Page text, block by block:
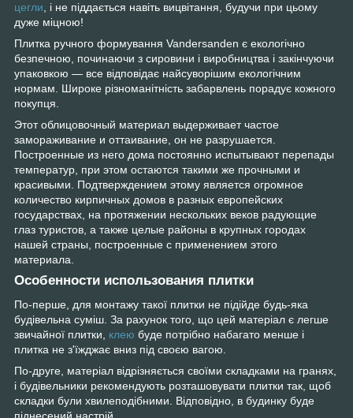
цегли, і не піддається навіть вицвітання, будучи при цьому
дуже міцною!
Плитка ручного формування Vandersanden є екологічно
безпечною, починаючи з сировини і виробництва і закінчуючи
упаковкою — все відповідає найсуворішим екологічним
нормам. Широке різноманітність забарвлень порадує кожного
покупця.
Этот облицовочный материал выдерживает частое
замораживание и оттаивание, он не разрушается.
Построенные из него дома постоянно испытывают перепады
температур, при этом остаются такими же прочными и
красивыми. Подтверждением этому является огромное
количество кирпичных домов в разных европейских
государствах, на протяжении нескольких веков радующие
глаз туристов, а также целые районы в крупных городах
нашей страны, построенные с применением этого
материала.
Особенности использования плитки
По-перше, для монтажу такої плитки не підійде будь-яка
будівельна суміш. За рахунок того, що цей матеріал є легше
звичайної плитки, клею буде потрібно набагато менше і
плитка не з'їжджає вниз під своєю вагою.
По-друге, матеріал відрізняється своїми складками на гранях,
і будівельники рекомендують розташовувати плитки так, щоб
складки були хвилеподібними. Відповідно, в будинку буде